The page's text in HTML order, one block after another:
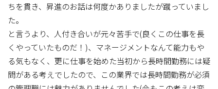
ちを貫き、昇進のお話は何度かありましたが蹴っていまし
た。
と言うより、人付き合いが元々苦手で(良くこの仕事を長
くやっていたものだ！)、マネージメントなんて能力もや
る気もなく、更に仕事を始めた当初から長時間勤務には疑
問がある考えでしたので、この業界では長時間勤務が必須